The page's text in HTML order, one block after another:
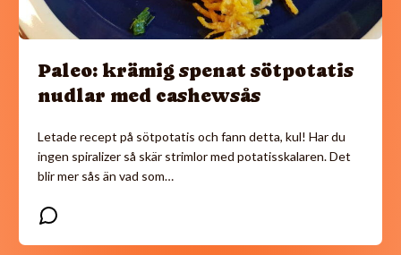
Paleo: krämig spenat sötpotatis
nudlar med cashewsås
Letade recept på sötpotatis och fann detta, kul! Har du
ingen spiralizer så skär strimlor med potatisskalaren. Det
blir mer sås än vad som…